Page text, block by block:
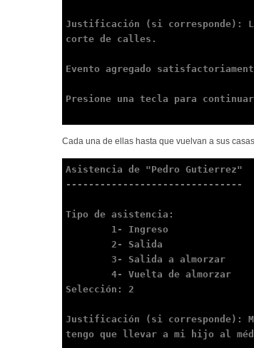
Justificación (si corresponde):
corte de calles.
Evento agregado
Presione una tecla para
Cada una de ellas hasta que vuelvan a sus
Asistencia de "Pedro Gutierrez"
-------------------------------
Tipo de asistencia:
Selección: 2
Justificación (si corresponde):
tengo que llevar a mi hijo al